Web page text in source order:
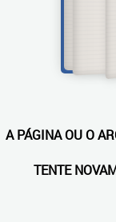
A PÁGINA OU O
TENTE